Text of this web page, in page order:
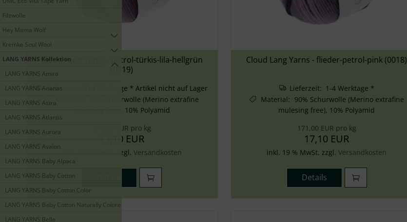
Filzwolle
Hey Mama Wolf
Kremke Soul Wool
LANG YARNS Kollektion
LANG YARNS Amira
LANG YARNS Ananas
LANG YARNS Astra
LANG YARNS Atlantis
LANG YARNS Aurora
LANG YARNS Avalon
LANG YARNS Baby Alpaca
LANG YARNS Baby Cotton
LANG YARNS Baby Cotton Color
LANG YARNS Baby Cotton Naturally Colored
LANG YARNS Belle
Cloud Lang Yarns - petrol-türkis-lila-hellgrün
(0019)
Lieferzeit:
5-14 Werktage * Artikel nicht auf Lager
90% Schurwolle (Merino extrafine
mulesing free), 10% Polyamid
171,00 EUR pro kg
17,10 EUR
inkl. 19 % MwSt. zzgl. Versandkosten
Cloud Lang Yarns - flieder-petrol-pink (0018)
Lieferzeit: 1-4 Werktage *
Material: 90% Schurwolle (Merino extrafine
mulesing free), 10% Polyamid
171,00 EUR pro kg
17,10 EUR
inkl. 19 % MwSt. zzgl.Versandkosten
Details